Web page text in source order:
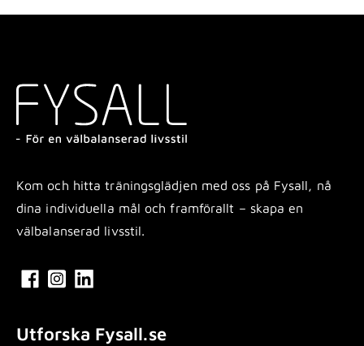
Kom och hitta träningsglädjen med oss på Fysall, nå
dina individuella mål och framförallt – skapa en
välbalanserad livsstil.
Utforska Fysall.se